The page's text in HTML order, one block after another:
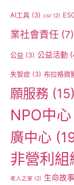
AI工具 (3) csr (2)
業社會責任 (7)
公益 (3) 公益活動
失智症 (3) 布拉格微
願服務 (15)
NPO中心
廣中心
非營利組
老人之家 (2) 生命故事